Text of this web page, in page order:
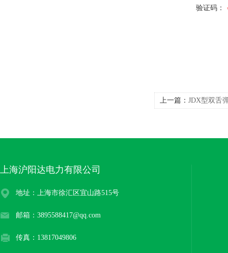
验证码：
上一篇： JDX型双舌
上海沪阳达电力有限公司
地址：上海市徐汇区宜山路515号
邮箱：3895588417@qq.com
传真：13817049806